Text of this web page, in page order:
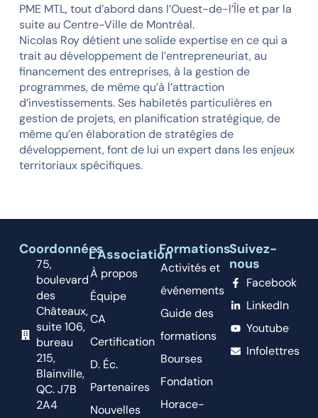
PME MTL, tout d’abord dans l’Ouest-de-l’Île et par la
suite au Centre-Ville de Montréal.
Nicolas Roy détient une solide expertise en ce qui a
trait au développement de l’entrepreneuriat, au
financement des entreprises, à la gestion de
programmes, de même qu’à l’attraction
d’investissements. Ses habiletés particulières en
gestion de projets, en planification stratégique, de
même qu’en élaboration de stratégies de
développement, font de lui un expert dans les enjeux
territoriaux spécifiques.
Coordonnées
75,
boulevard
des
Châteaux,
suite 106,
bureau
215,
Blainville,
QC. J7B
2A4
L'Association
À propos
Équipe
CA
Certification
D. Éc.
Partenaires
Nouvelles
Formations
Activités et
événements
Guide des
formations
Bourses
Fondation
Horace-
Suivez-
nous
Facebook
LinkedIn
Youtube
Infolettres